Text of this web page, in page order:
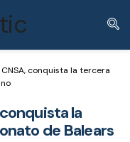
conquista la tercera
la
de Balears